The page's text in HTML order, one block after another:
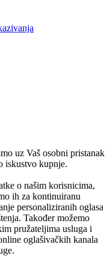
uz Vaš osobni pristanak
iskustvo kupnje.
o našim korisnicima,
ih za kontinuiranu
personaliziranih oglasa
Također možemo
pružateljima usluga i
oglašivačkih kanala